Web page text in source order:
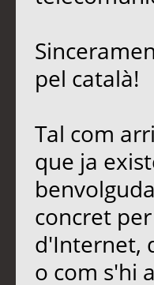
pel català!
Tal com
que ja
concret
d'Internet,
o com s'hi